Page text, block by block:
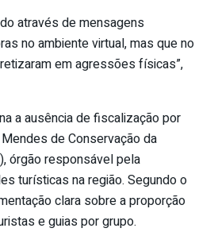
através de mensagens
no ambiente virtual, mas que no
em agressões físicas”,
a ausência de fiscalização por
de Conservação da
órgão responsável pela
turísticas na região. Segundo o
clara sobre a proporção
e guias por grupo.